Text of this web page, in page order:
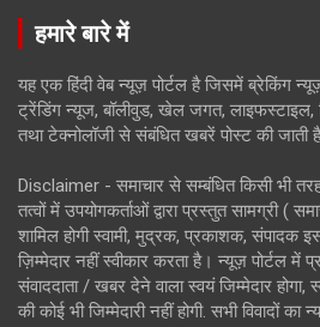
हमारे बारे में
यह एक हिंदी वेब न्यूज़ पोर्टल है जिसमें ब्रेकिंग
ट्रेंडिंग न्यूज, बॉलीवुड, खेल जगत, लाइफस्टाइल,
तथा टेक्नोलॉजी से संबंधित खबरें पोस्ट की जाती
Disclaimer - समाचार से सम्बंधित किसी भी
तत्वों में उपयोगकर्ताओं द्वारा प्रस्तुत सामग्री (
शामिल होगी स्वामी, मुद्रक, प्रकाशक, संपादक
ज़िम्मेदार नहीं स्वीकार करता है। न्यूज़ पोर्टल में
संवाददाता / खबर देने वाला स्वयं जिम्मेदार
की कोई भी जिम्मेदारी नहीं होगी. सभी विवादों का